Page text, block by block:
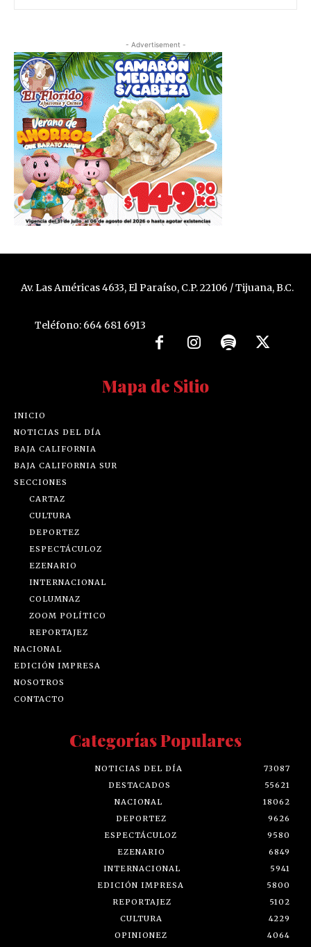
- Advertisement -
Av. Las Américas 4633, El Paraíso, C.P. 22106 / Tijuana, B.C.
Teléfono: 664 681 6913
Mapa de Sitio
INICIO
NOTICIAS DEL DÍA
BAJA CALIFORNIA
BAJA CALIFORNIA SUR
SECCIONES
CARTAZ
CULTURA
DEPORTEZ
ESPECTÁCULOZ
EZENARIO
INTERNACIONAL
COLUMNAZ
ZOOM POLÍTICO
REPORTAJEZ
NACIONAL
EDICIÓN IMPRESA
NOSOTROS
CONTACTO
Categorías Populares
NOTICIAS DEL DÍA
73087
DESTACADOS
55621
NACIONAL
18062
DEPORTEZ
9626
ESPECTÁCULOZ
9580
EZENARIO
6849
INTERNACIONAL
5941
EDICIÓN IMPRESA
5800
REPORTAJEZ
5102
CULTURA
4229
OPINIONEZ
4064